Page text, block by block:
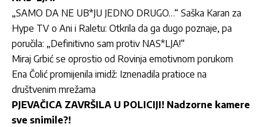
„SAMO DA NE UB*JU JEDNO DRUGO…“ Saška Karan za
Hype TV o Ani i Raletu: Otkrila da ga dugo poznaje, pa
poručila: „Definitivno sam protiv NAS*LJA!“
Miraj Grbić se oprostio od Rovinja emotivnom porukom
Ena Čolić promijenila imidž: Iznenadila pratioce na
društvenim mrežama
PJEVAČICA ZAVRŠILA U POLICIJI! Nadzorne kamere
sve snimile?!